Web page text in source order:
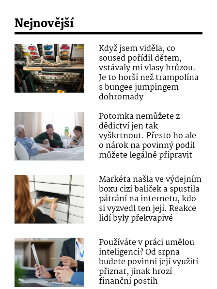
Nejnovější
Když jsem viděla, co
soused pořídil dětem,
vstávaly mi vlasy hrůzou.
Je to horší než trampolína
s bungee jumpingem
dohromady
Potomka nemůžete z
dědictví jen tak
vyškrtnout. Přesto ho ale
o nárok na povinný podíl
můžete legálně připravit
Markéta našla ve výdejním
boxu cizí balíček a spustila
pátrání na internetu, kdo
si vyzvedl ten její. Reakce
lidí byly překvapivé
Používáte v práci umělou
inteligenci? Od srpna
budete povinni její využití
přiznat, jinak hrozí
finanční postih